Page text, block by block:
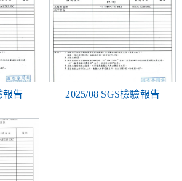
報告 2025/08 SGS檢驗報告